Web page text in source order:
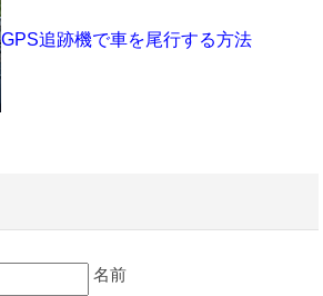
GPS追跡機で車を尾行する方法
名前